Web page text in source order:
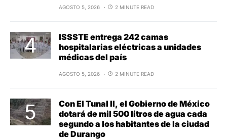
AGOSTO 5, 2026 2 MINUTE READ
ISSSTE entrega 242 camas
hospitalarias eléctricas a unidades
médicas del país
AGOSTO 5, 2026 2 MINUTE READ
Con El Tunal II, el Gobierno de México
dotará de mil 500 litros de agua cada
segundo a los habitantes de la ciudad
de Durango